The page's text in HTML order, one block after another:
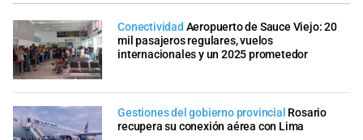
Conectividad Aeropuerto de Sauce Viejo: 20
mil pasajeros regulares, vuelos
internacionales y un 2025 prometedor
Gestiones del gobierno provincial Rosario
recupera su conexión aérea con Lima